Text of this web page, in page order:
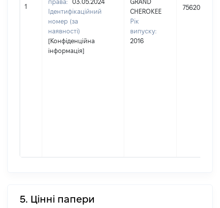
1
права:
03.05.2024
Ідентифікаційний
номер (за
наявності)
[Конфіденційна
інформація]
GRAND
CHEROKEE
Рік
випуску:
2016
756200
5. Цінні папери